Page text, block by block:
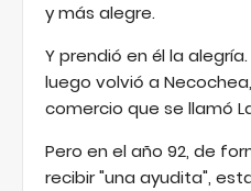
y más alegre.
Y prendió en él la
luego volvió a
comercio que se llamó
Pero en el año 92, de
recibir "una ayudita",